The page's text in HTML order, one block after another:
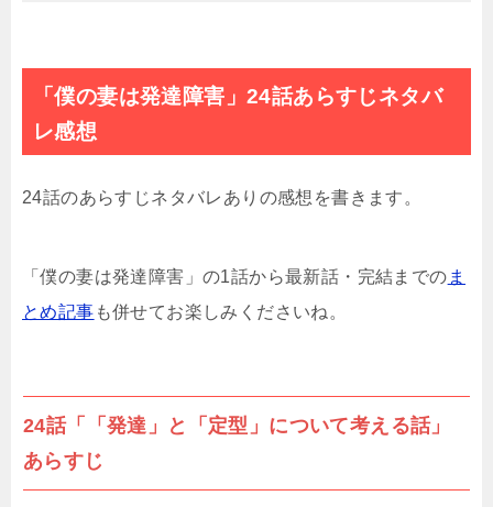
「僕の妻は発達障害」24話あらすじネタバ
レ感想
24話のあらすじネタバレありの感想を書きます。
「僕の妻は発達障害」の1話から最新話・完結までの ま
とめ記事 も併せてお楽しみくださいね。
24話「「発達」と「定型」について考える話」
あらすじ